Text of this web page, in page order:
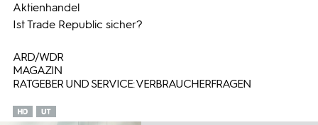
Aktienhandel
Ist Trade Republic sicher?
ARD/WDR
MAGAZIN
RATGEBER UND SERVICE: VERBRAUCHERFRAGEN